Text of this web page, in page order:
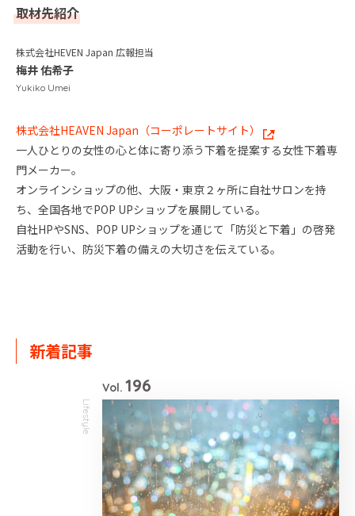
取材先紹介
梅井 佑希子
株式会社HEVEN Japan 広報担当
Yukiko Umei
株式会社HEAVEN Japan（コーポレートサイト）
一人ひとりの女性の心と体に寄り添う下着を提案する女性下着専
門メーカー。
オンラインショップの他、大阪・東京２ヶ所に自社サロンを持
ち、全国各地でPOP UPショップを展開している。
自社HPやSNS、POP UPショップを通じて「防災と下着」の啓発
活動を行い、防災下着の備えの大切さを伝えている。
新着記事
Lifestyle
Vol. 196